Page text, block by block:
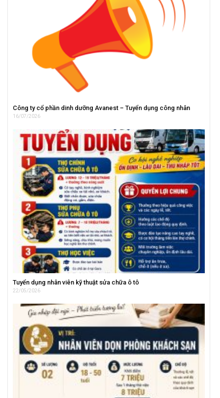
Công ty cổ phần dinh dưỡng Avanest – Tuyển dụng công nhân
16/07/2026
Tuyển dụng nhân viên kỹ thuật sửa chữa ô tô
22/05/2026